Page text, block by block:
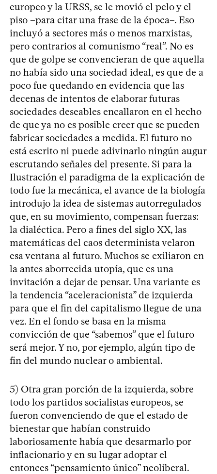
europeo y la URSS, se le movió el pelo y el
piso –para citar una frase de la época–. Eso
incluyó a sectores más o menos marxistas,
pero contrarios al comunismo “real”. No es
que de golpe se convencieran de que aquella
no había sido una sociedad ideal, es que de a
poco fue quedando en evidencia que las
decenas de intentos de elaborar futuras
sociedades deseables encallaron en el hecho
de que ya no es posible creer que se pueden
fabricar sociedades a medida. El futuro no
está escrito ni puede adivinarlo ningún augur
escrutando señales del presente. Si para la
Ilustración el paradigma de la explicación de
todo fue la mecánica, el avance de la biología
introdujo la idea de sistemas autorregulados
que, en su movimiento, compensan fuerzas:
la dialéctica. Pero a fines del siglo XX, las
matemáticas del caos determinista velaron
esa ventana al futuro. Muchos se exiliaron en
la antes aborrecida utopía, que es una
invitación a dejar de pensar. Una variante es
la tendencia “aceleracionista” de izquierda
para que el fin del capitalismo llegue de una
vez. En el fondo se basa en la misma
convicción de que “sabemos” que el futuro
será mejor. Y no, por ejemplo, algún tipo de
fin del mundo nuclear o ambiental.
5) Otra gran porción de la izquierda, sobre
todo los partidos socialistas europeos, se
fueron convenciendo de que el estado de
bienestar que habían construido
laboriosamente había que desarmarlo por
inflacionario y en su lugar adoptar el
entonces “pensamiento único” neoliberal.